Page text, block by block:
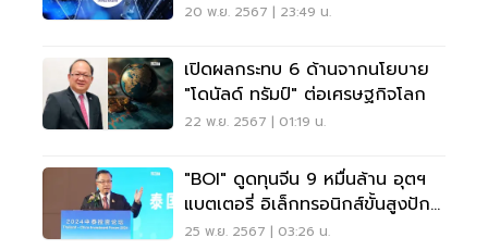
20 พ.ย. 2567 | 23:49 น.
เปิดผลกระทบ 6 ด้านจากนโยบาย
"โดนัลด์ ทรัมป์" ต่อเศรษฐกิจโลก
22 พ.ย. 2567 | 01:19 น.
"BOI" ดูดทุนจีน 9 หมื่นล้าน อุตฯ
แบตเตอรี่ อิเล็กทรอนิกส์ขั้นสูงปัก
ฐานไทย
25 พ.ย. 2567 | 03:26 น.